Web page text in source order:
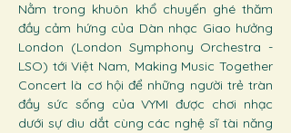
Nằm trong khuôn khổ chuyến ghé thăm
đầy cảm hứng của Dàn nhạc Giao hưởng
London (London Symphony Orchestra -
LSO) tới Việt Nam, Making Music Together
Concert là cơ hội để những người trẻ tràn
đầy sức sống của VYMI được chơi nhạc
dưới sự dìu dắt cùng các nghệ sĩ tài năng